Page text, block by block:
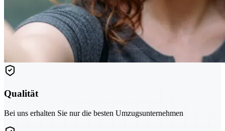
Qualität
Bei uns erhalten Sie nur die besten Umzugsunternehmen